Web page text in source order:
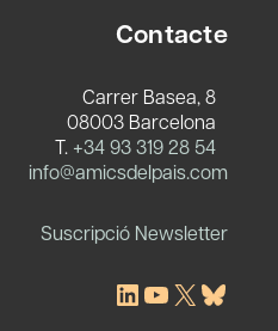
Contacte
Carrer Basea, 8
08003 Barcelona
T. +34 93 319 28 54
info@amicsdelpais.com
Suscripció Newsletter
LinkedIn
YouTube
X